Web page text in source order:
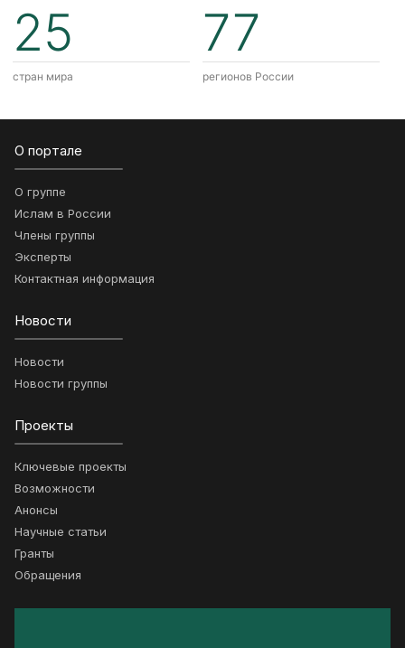
25
стран мира
77
регионов России
О портале
О группе
Ислам в России
Члены группы
Эксперты
Контактная информация
Новости
Новости
Новости группы
Проекты
Ключевые проекты
Возможности
Анонсы
Научные статьи
Гранты
Обращения